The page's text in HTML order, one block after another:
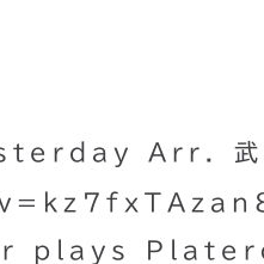
Arr. 武
plays